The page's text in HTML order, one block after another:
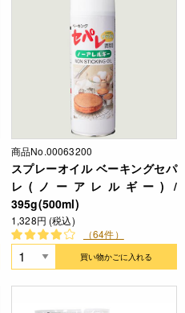
商品No.00063200
スプレーオイル ベーキングセパ
レ(ノーアレルギー) /
395g(500ml)
1,328円 (税込)
（64件）
買い物かごに入れる